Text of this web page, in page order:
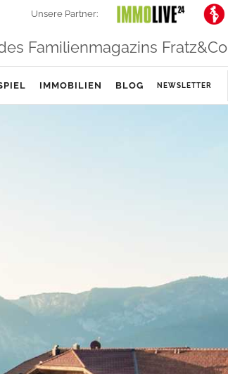
Unsere Partner:
Familienmagazins Fratz&Co
IMMOBILIEN BLOG NEWSLETTER